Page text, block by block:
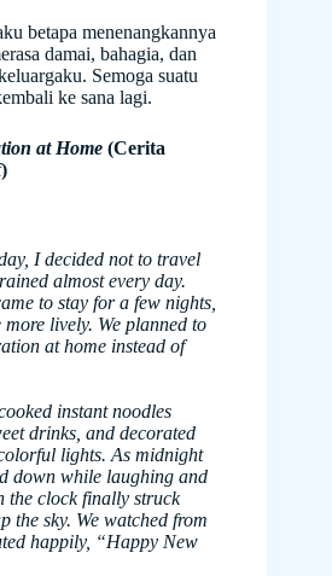
betapa menenangkannya
damai, bahagia, dan
Semoga suatu
ke sana lagi.
at Home (Cerita
I decided not to travel
almost every day.
to stay for a few nights,
lively. We planned to
at home instead of
instant noodles
drinks, and decorated
lights. As midnight
down while laughing and
the clock finally struck
the sky. We watched from
happily, “Happy New